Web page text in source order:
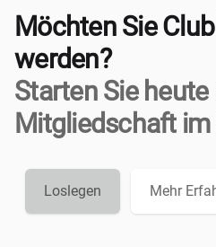
Möchten Sie
werden?
Starten Sie
Mitgliedschaft im
Loslegen Mehr